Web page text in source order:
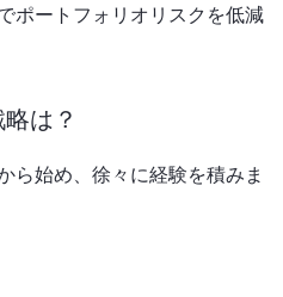
ポートフォリオリスクを低減
は？
ら始め、徐々に経験を積みま